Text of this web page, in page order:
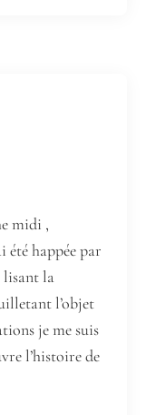
midi ,
été happée par
lisant la
l’objet
je me suis
l’histoire de